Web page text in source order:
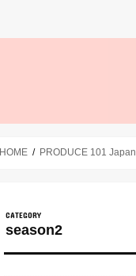
HOME PRODUCE 101 Japan
season2